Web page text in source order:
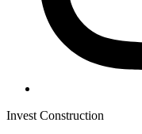
Invest Construction